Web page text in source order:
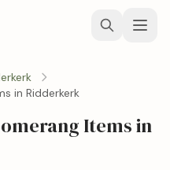
in Ridderkerk
Items in